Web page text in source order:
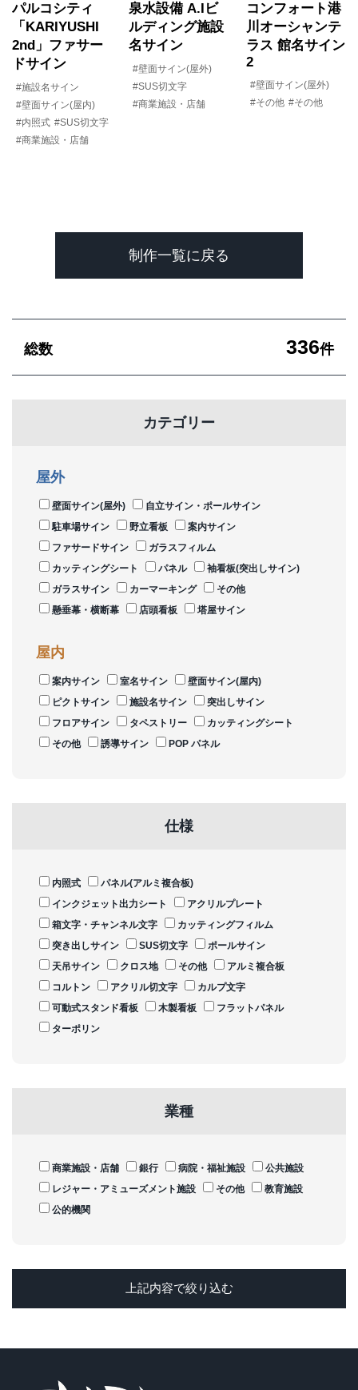
パルコシティ
「KARIYUSHI
2nd」ファサー
ドサイン
#施設名サイン
#壁面サイン(屋内)
#内照式 #SUS切文字
#商業施設・店舗
泉水設備 A.Iビ
ルディング施設
名サイン
#壁面サイン(屋外)
#SUS切文字
#商業施設・店舗
コンフォート港
川オーシャンテ
ラス 館名サイン
2
#壁面サイン(屋外)
#その他 #その他
制作一覧に戻る
総数 336件
カテゴリー
屋外
壁面サイン(屋外)
自立サイン・ポールサイン
駐車場サイン
野立看板
案内サイン
ファサードサイン
ガラスフィルム
カッティングシート
パネル
袖看板(突出しサイン)
ガラスサイン
カーマーキング
その他
懸垂幕・横断幕
店頭看板 塔屋サイン
屋内
案内サイン 室名サイン
壁面サイン(屋内)
ピクトサイン
施設名サイン
突出しサイン
フロアサイン
タペストリー
カッティングシート
その他
誘導サイン POP パネル
仕様
内照式
パネル(アルミ複合板)
インクジェット出力シート
アクリルプレート
箱文字・チャンネル文字
カッティングフィルム
突き出しサイン
SUS切文字
ポールサイン
天吊サイン
クロス地 その他
アルミ複合板
コルトン
アクリル切文字
カルプ文字
可動式スタンド看板
木製看板
フラットパネル
ターポリン
業種
商業施設・店舗 銀行 病院・福祉施設
公共施設
レジャー・アミューズメント施設
その他
教育施設
公的機関
上記内容で絞り込む